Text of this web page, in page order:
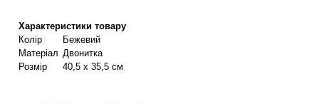
Характеристики товару
Колір
Бежевий
Матеріал Двонитка
Розмір
40,5 х 35,5 см